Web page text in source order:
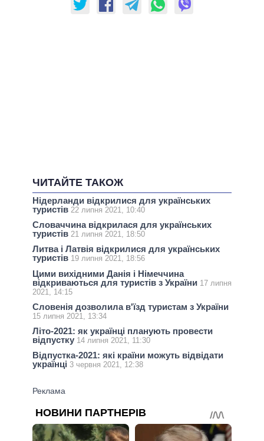
ЧИТАЙТЕ ТАКОЖ
Нідерланди відкрилися для українських
туристів 22 липня 2021, 10:40
Словаччина відкрилася для українських
туристів 21 липня 2021, 18:50
Литва і Латвія відкрилися для українських
туристів 19 липня 2021, 18:56
Цими вихідними Данія і Німеччина
відкриваються для туристів з України 17 липня
2021, 14:15
Словенія дозволила в'їзд туристам з України
15 липня 2021, 13:34
Літо-2021: як українці планують провести
відпустку 14 липня 2021, 11:30
Відпустка-2021: які країни можуть відвідати
українці 3 червня 2021, 12:38